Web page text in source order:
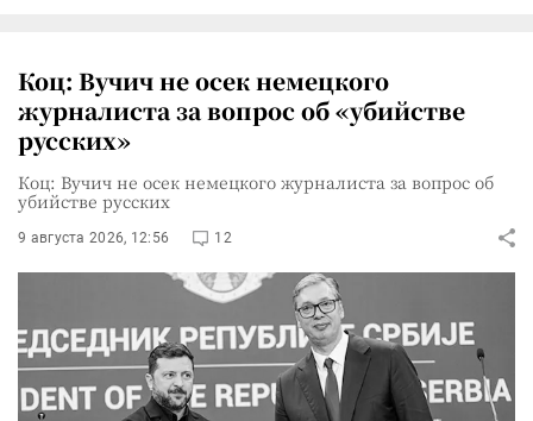
Коц: Вучич не осек немецкого
журналиста за вопрос об «убийстве
русских»
Коц: Вучич не осек немецкого журналиста за вопрос об
убийстве русских
9 августа 2026, 12:56 12